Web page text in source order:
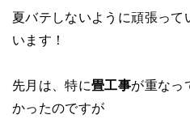
夏バテしないように頑張って
います！
先月は、特に畳工事が重なっ
かったのですが